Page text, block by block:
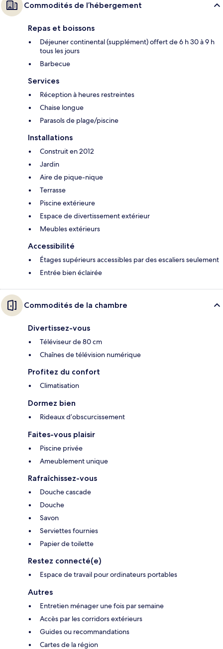
Commodités de l’hébergement
Repas et boissons
Déjeuner continental (supplément) offert de 6 h 30 à 9 h
tous les jours
Barbecue
Services
Réception à heures restreintes
Chaise longue
Parasols de plage/piscine
Installations
Construit en 2012
Jardin
Aire de pique-nique
Terrasse
Piscine extérieure
Espace de divertissement extérieur
Meubles extérieurs
Accessibilité
Étages supérieurs accessibles par des escaliers seulement
Entrée bien éclairée
Commodités de la chambre
Divertissez-vous
Téléviseur de 80 cm
Chaînes de télévision numérique
Profitez du confort
Climatisation
Dormez bien
Rideaux d’obscurcissement
Faites-vous plaisir
Piscine privée
Ameublement unique
Rafraîchissez-vous
Douche cascade
Douche
Savon
Serviettes fournies
Papier de toilette
Restez connecté(e)
Espace de travail pour ordinateurs portables
Autres
Entretien ménager une fois par semaine
Accès par les corridors extérieurs
Guides ou recommandations
Cartes de la région